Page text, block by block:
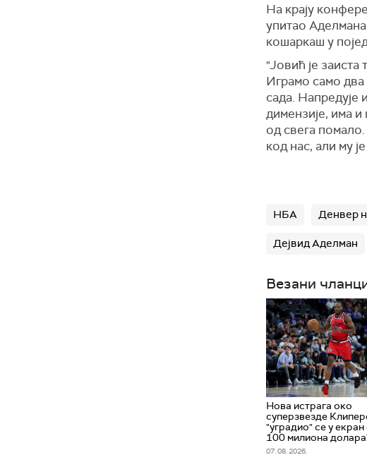
На крају
упитао
кошаркаш у
"Јовић је заиста
Играмо само два
сада. Напредује
димензије, има
од свега
код нас, али му
НБА Денвер
Дејвид Аделман
Везани
Нова истрага око
суперзвезде
"уградио" се у
100 милиона
07. 08. 2026.